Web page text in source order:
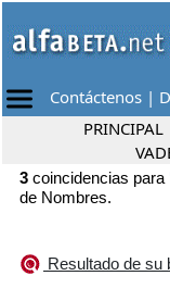
Contáctenos |
PRINCIPAL
3 coincidencias para
de Nombres.
Resultado de su